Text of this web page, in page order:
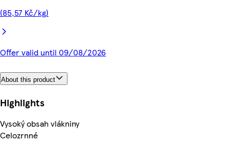
(85,57 Kč/kg)
Offer valid until 09/08/2026
About this product
Highlights
Vysoký obsah vlákniny
Celozrnné